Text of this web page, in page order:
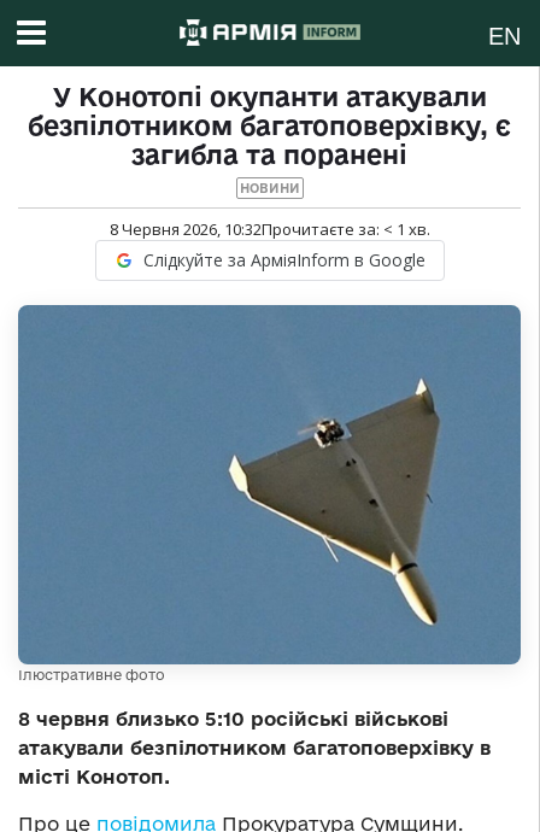
EN
У Конотопі окупанти атакували
безпілотником багатоповерхівку, є
загибла та поранені
НОВИНИ
8 Червня 2026, 10:32Прочитаєте за: < 1 хв.
Слідкуйте за АрміяInform в Google
Ілюстративне фото
8 червня близько 5:10 російські військові
атакували безпілотником багатоповерхівку в
місті Конотоп.
Про це повідомила Прокуратура Сумщини.